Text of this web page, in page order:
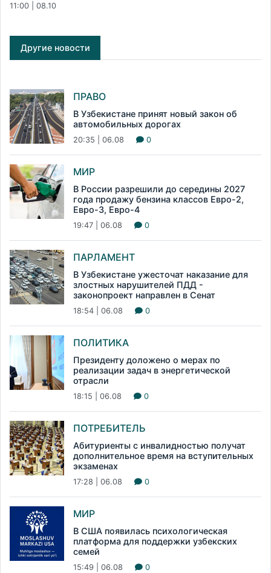
11:00 | 08.10
Другие новости
ПРАВО
В Узбекистане принят новый закон об
автомобильных дорогах
20:35 | 06.08 0
МИР
В России разрешили до середины 2027
года продажу бензина классов Евро-2,
Евро-3, Евро-4
19:47 | 06.08 0
ПАРЛАМЕНТ
В Узбекистане ужесточат наказание для
злостных нарушителей ПДД -
законопроект направлен в Сенат
18:54 | 06.08 0
ПОЛИТИКА
Президенту доложено о мерах по
реализации задач в энергетической
отрасли
18:15 | 06.08 0
ПОТРЕБИТЕЛЬ
Абитуриенты с инвалидностью получат
дополнительное время на вступительных
экзаменах
17:28 | 06.08 0
МИР
В США появилась психологическая
платформа для поддержки узбекских
семей
15:49 | 06.08 0